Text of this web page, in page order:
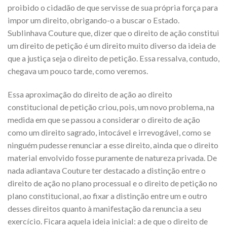
proibido o cidadão de que servisse de sua própria força para
impor um direito, obrigando-o a buscar o Estado.
Sublinhava Couture que, dizer que o direito de ação constitui
um direito de petição é um direito muito diverso da ideia de
que a justiça seja o direito de petição. Essa ressalva, contudo,
chegava um pouco tarde, como veremos.
Essa aproximação do direito de ação ao direito
constitucional de petição criou, pois, um novo problema, na
medida em que se passou a considerar o direito de ação
como um direito sagrado, intocável e irrevogável, como se
ninguém pudesse renunciar a esse direito, ainda que o direito
material envolvido fosse puramente de natureza privada. De
nada adiantava Couture ter destacado a distinção entre o
direito de ação no plano processual e o direito de petição no
plano constitucional, ao fixar a distinção entre um e outro
desses direitos quanto à manifestação da renuncia a seu
exercício. Ficara aquela ideia inicial: a de que o direito de